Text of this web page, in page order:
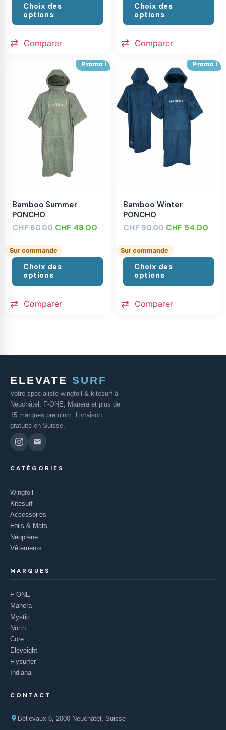
Choix des
options
Comparer
Choix des
options
Comparer
Promo !
Bamboo Summer
PONCHO
CHF80.00 CHF 48.00
Sur commande
Choix des
options
Comparer
Promo !
Bamboo Winter
PONCHO
CHF90.00 CHF 54.00
Sur commande
Choix des
options
Comparer
ELEVATE SURF
Votre spécialiste wingfoil & kitesurf à
Neuchâtel. F-ONE, Manera et plus de
15 marques premium. Livraison
gratuite en Suisse.
CATÉGORIES
Wingfoil
Kitesurf
Accessoires
Foils & Mats
Néoprène
Vêtements
MARQUES
F-ONE
Manera
Mystic
North
Core
Eleveight
Flysurfer
Indiana
CONTACT
Bellevaux 6, 2000 Neuchâtel, Suisse